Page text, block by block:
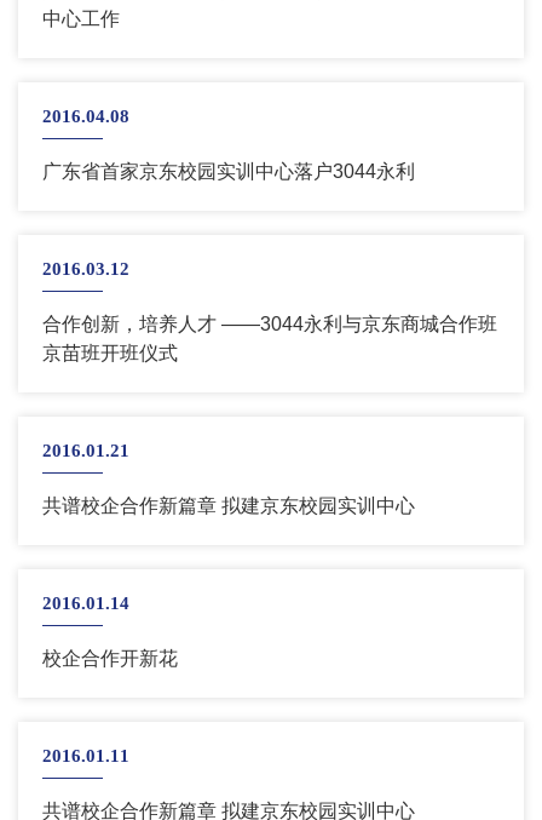
中心工作
2016.04.08
广东省首家京东校园实训中心落户3044永利
2016.03.12
合作创新，培养人才 ——3044永利与京东商城合作班
京苗班开班仪式
2016.01.21
共谱校企合作新篇章 拟建京东校园实训中心
2016.01.14
校企合作开新花
2016.01.11
共谱校企合作新篇章 拟建京东校园实训中心